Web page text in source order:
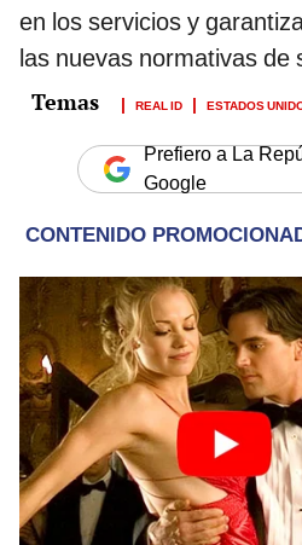
en los servicios y
las nuevas normativas de
REAL ID ESTADOS
Prefiero a La
Google